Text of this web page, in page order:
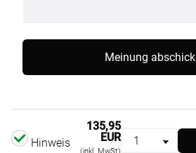
Hinweis
135,95
EUR